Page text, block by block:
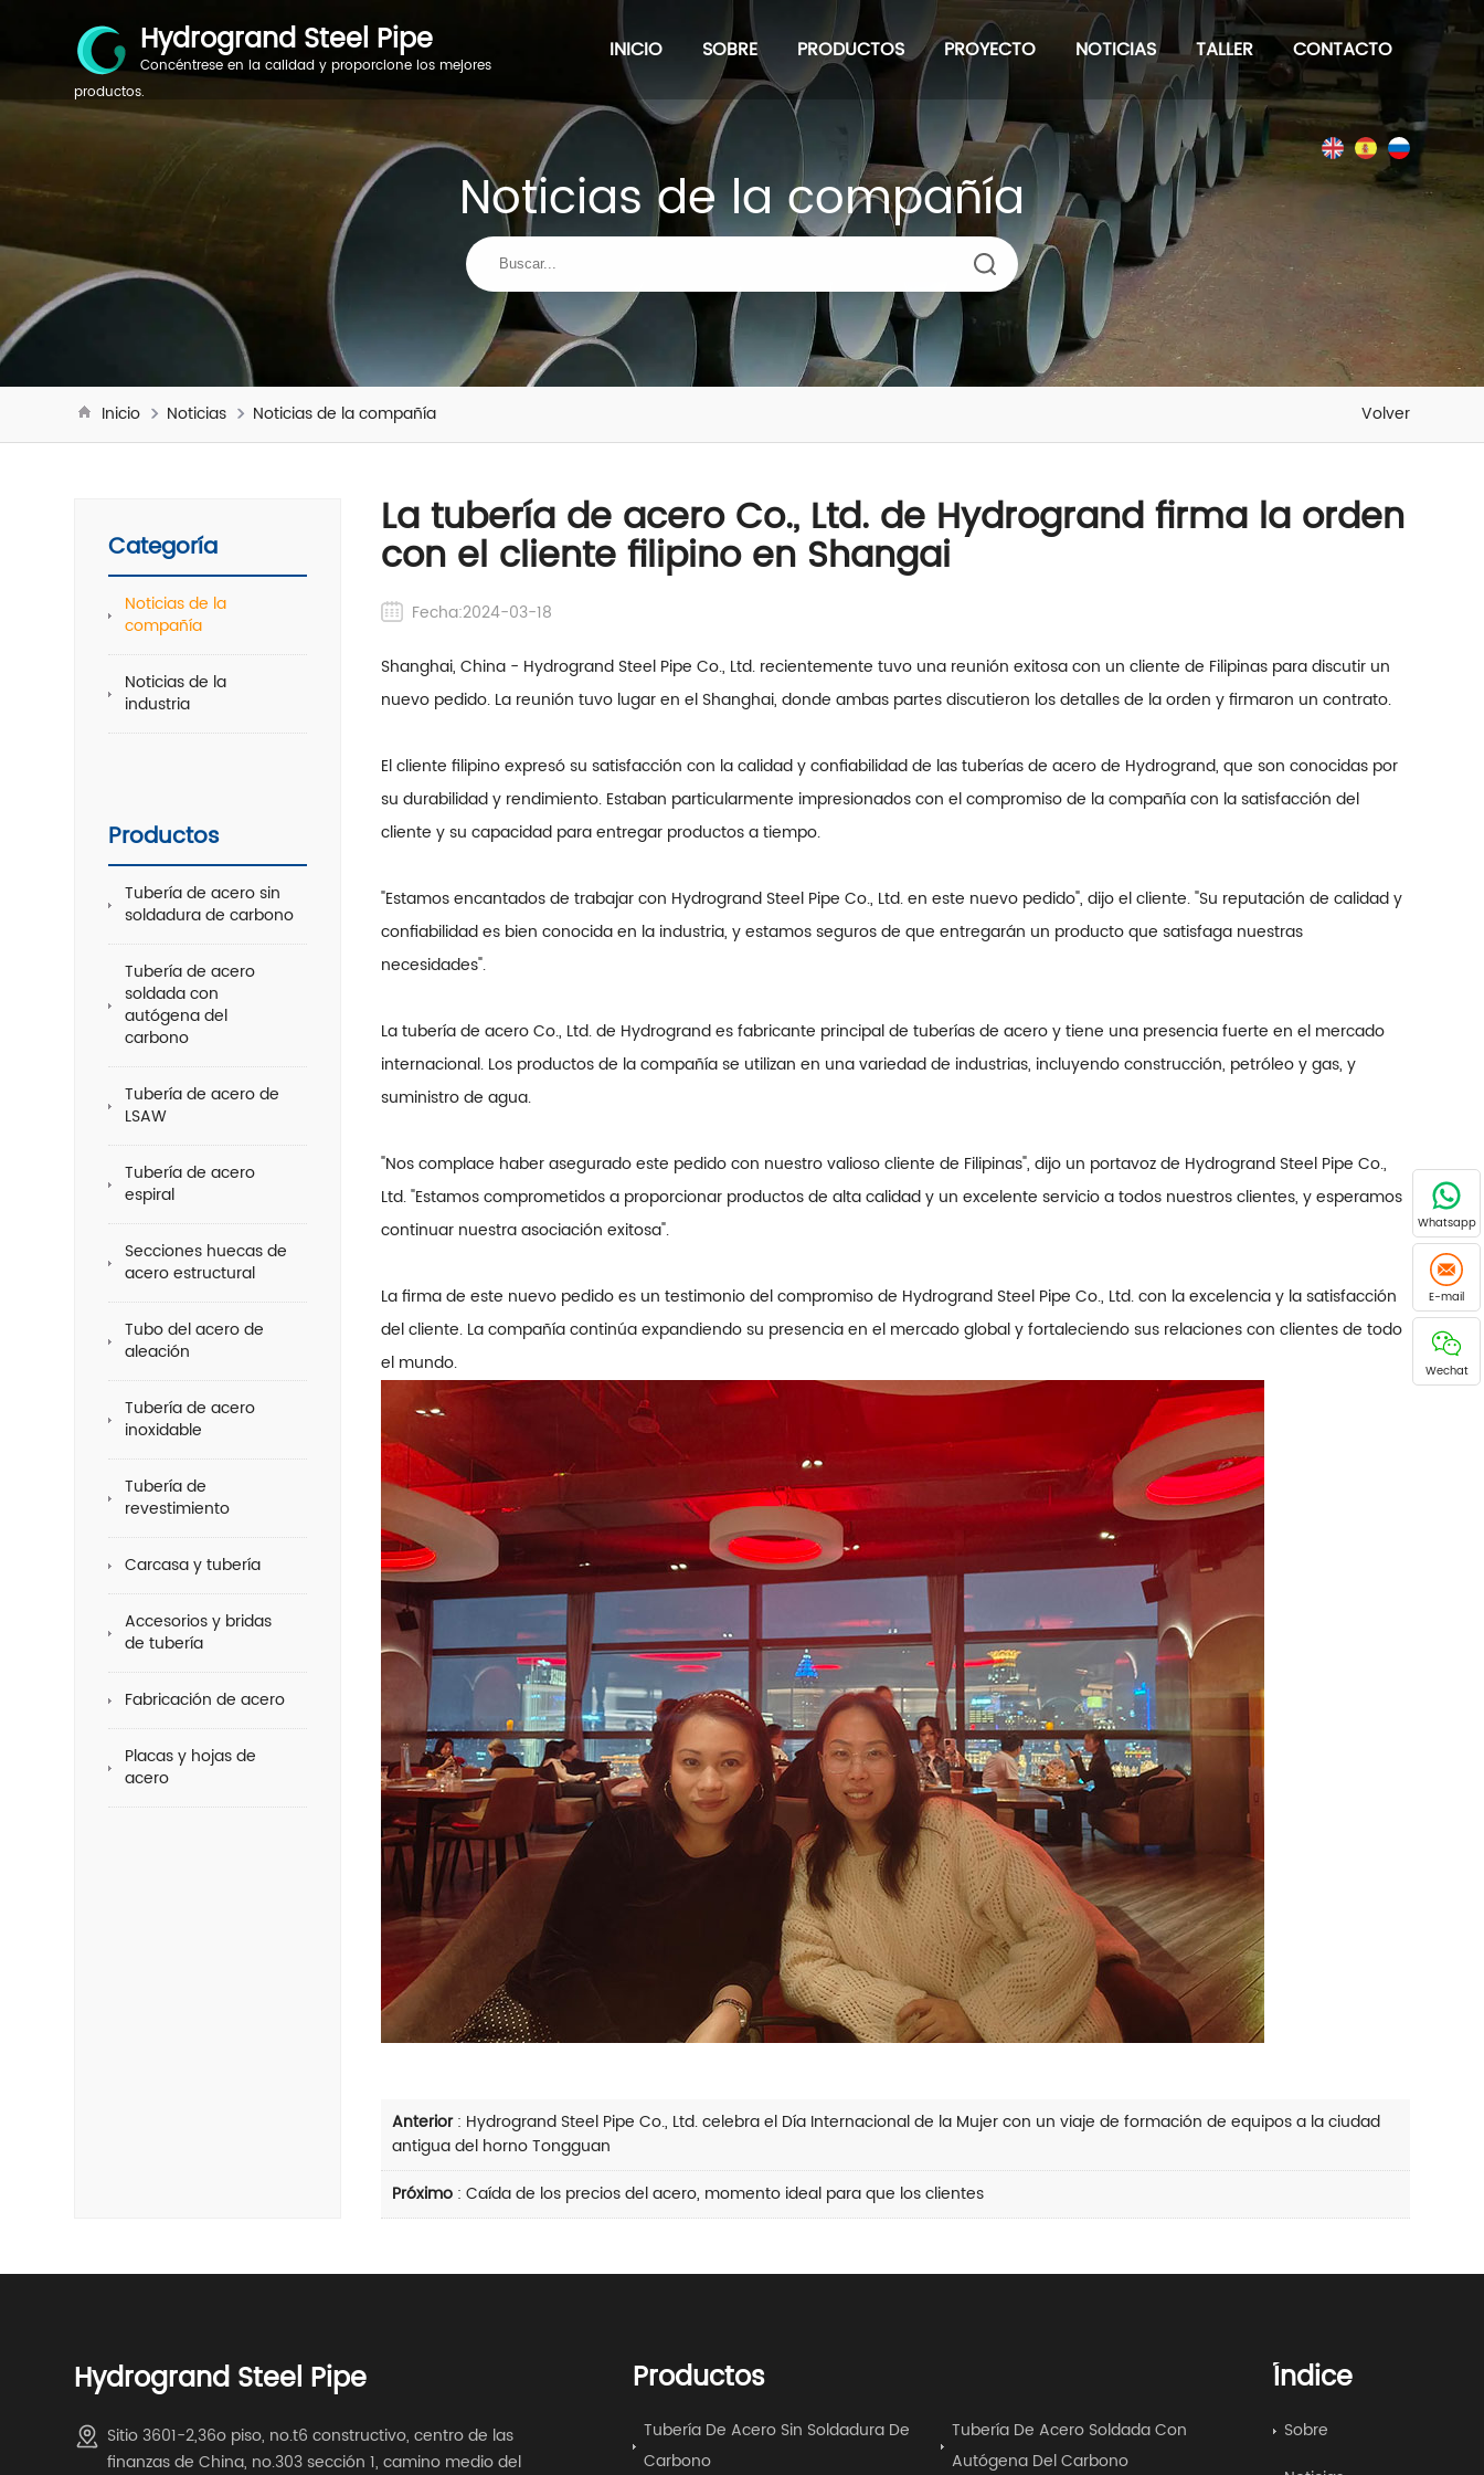
Hydrogrand Steel Pipe
Concéntrese en la calidad y proporcione los mejores
productos.
INICIO SOBRE PRODUCTOS PROYECTO NOTICIAS TALLER CONTACTO
Noticias de la compañía
Volver
Inicio Noticias Noticias de la compañía
Categoría
Noticias de la
compañía
Noticias de la
industria
Productos
Tubería de acero sin
soldadura de carbono
Tubería de acero
soldada con
autógena del
carbono
Tubería de acero de
LSAW
Tubería de acero
espiral
Secciones huecas de
acero estructural
Tubo del acero de
aleación
Tubería de acero
inoxidable
Tubería de
revestimiento
Carcasa y tubería
Accesorios y bridas
de tubería
Fabricación de acero
Placas y hojas de
acero
La tubería de acero Co., Ltd. de Hydrogrand firma la orden
con el cliente filipino en Shangai
Fecha:2024-03-18
Shanghai, China - Hydrogrand Steel Pipe Co., Ltd. recientemente tuvo una reunión exitosa con un cliente de Filipinas para discutir un
nuevo pedido. La reunión tuvo lugar en el Shanghai, donde ambas partes discutieron los detalles de la orden y firmaron un contrato.
El cliente filipino expresó su satisfacción con la calidad y confiabilidad de las tuberías de acero de Hydrogrand, que son conocidas por
su durabilidad y rendimiento. Estaban particularmente impresionados con el compromiso de la compañía con la satisfacción del
cliente y su capacidad para entregar productos a tiempo.
"Estamos encantados de trabajar con Hydrogrand Steel Pipe Co., Ltd. en este nuevo pedido", dijo el cliente. "Su reputación de calidad y
confiabilidad es bien conocida en la industria, y estamos seguros de que entregarán un producto que satisfaga nuestras
necesidades".
La tubería de acero Co., Ltd. de Hydrogrand es fabricante principal de tuberías de acero y tiene una presencia fuerte en el mercado
internacional. Los productos de la compañía se utilizan en una variedad de industrias, incluyendo construcción, petróleo y gas, y
suministro de agua.
"Nos complace haber asegurado este pedido con nuestro valioso cliente de Filipinas", dijo un portavoz de Hydrogrand Steel Pipe Co.,
Ltd. "Estamos comprometidos a proporcionar productos de alta calidad y un excelente servicio a todos nuestros clientes, y esperamos
continuar nuestra asociación exitosa".
La firma de este nuevo pedido es un testimonio del compromiso de Hydrogrand Steel Pipe Co., Ltd. con la excelencia y la satisfacción
del cliente. La compañía continúa expandiendo su presencia en el mercado global y fortaleciendo sus relaciones con clientes de todo
el mundo.
Anterior: Hydrogrand Steel Pipe Co., Ltd. celebra el Día Internacional de la Mujer con un viaje de formación de equipos a la ciudad
antigua del horno Tongguan
Próximo :Caída de los precios del acero, momento ideal para que los clientes
Hydrogrand Steel Pipe
Sitio 3601-2,36o piso, no.t6 constructivo, centro de las
finanzas de China, no.303 sección 1, camino medio del
Productos
Tubería De Acero Sin Soldadura De
Carbono
Tubería De Acero Soldada Con
Autógena Del Carbono
Índice
Sobre
Whatsapp
E-mail
Wechat